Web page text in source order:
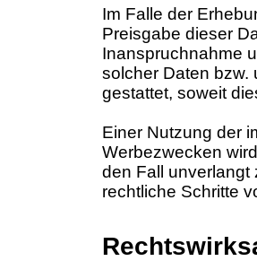
Im Falle der
Preisgabe dieser
Inanspruchnahme
solcher Daten bzw.
gestattet, soweit
Einer Nutzung der
Werbezwecken
den Fall unverlangt
rechtliche Schritte